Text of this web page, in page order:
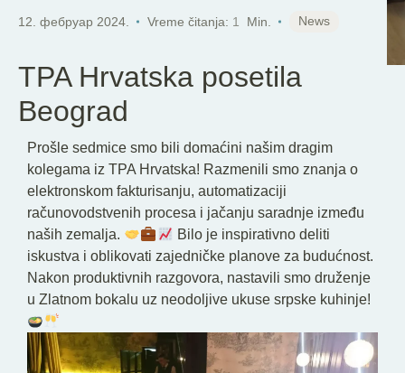
12. фебруар 2024. Vreme čitanja: 1 Min. News
TPA Hrvatska posetila
Beograd
Prošle sedmice smo bili domaćini našim dragim
kolegama iz TPA Hrvatska! Razmenili smo znanja o
elektronskom fakturisanju, automatizaciji
računovodstvenih procesa i jačanju saradnje između
naših zemalja.
Bilo je inspirativno deliti
iskustva i oblikovati zajedničke planove za budućnost.
Nakon produktivnih razgovora, nastavili smo druženje
u Zlatnom bokalu uz neodoljive ukuse srpske kuhinje!